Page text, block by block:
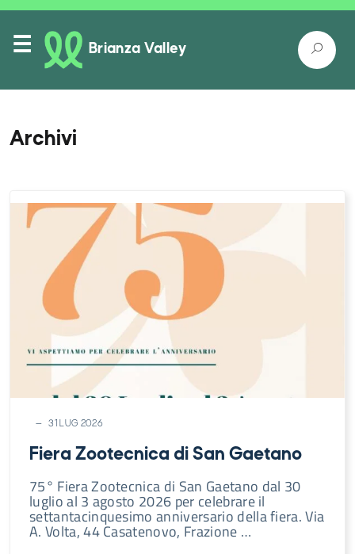
Brianza Valley
Itinerari
Luoghi nella natura
Luoghi da conoscere
Come raggiungerci
Eventi
Novità
Natura
Cultura
Shopping
Archivi
31 LUG 2026
Fiera Zootecnica di San Gaetano
75° Fiera Zootecnica di San Gaetano dal 30
luglio al 3 agosto 2026 per celebrare il
settantacinquesimo anniversario della fiera. Via
A. Volta, 44 Casatenovo, Frazione …